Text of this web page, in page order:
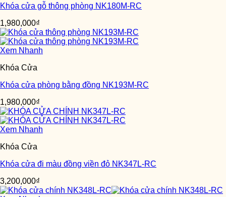
Khóa cửa gỗ thông phòng NK180M-RC
1,980,000₫
Xem Nhanh
Khóa Cửa
Khóa cửa phòng bằng đồng NK193M-RC
1,980,000₫
Xem Nhanh
Khóa Cửa
Khóa cửa đi màu đồng viền đỏ NK347L-RC
3,200,000₫